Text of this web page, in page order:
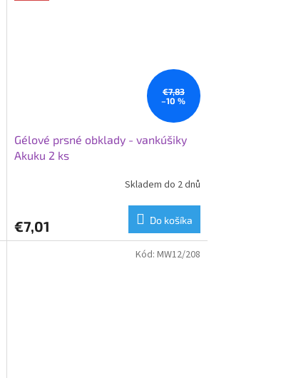
€7,83
–10 %
Gélové prsné obklady - vankúšiky
Akuku 2 ks
Skladem do 2 dnů
€7,01 Do košíka
Kód: MW12/208